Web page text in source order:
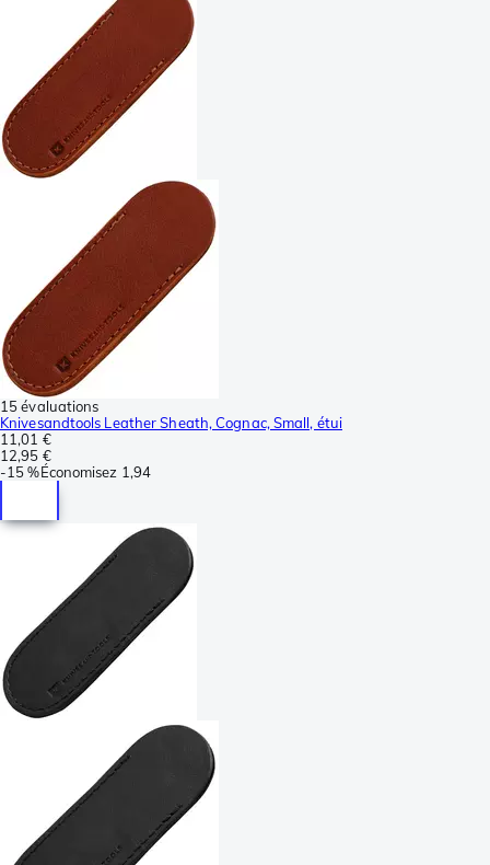
15 évaluations
Knivesandtools Leather Sheath, Cognac, Small, étui
11,01 €
12,95 €
-15 %Économisez 1,94